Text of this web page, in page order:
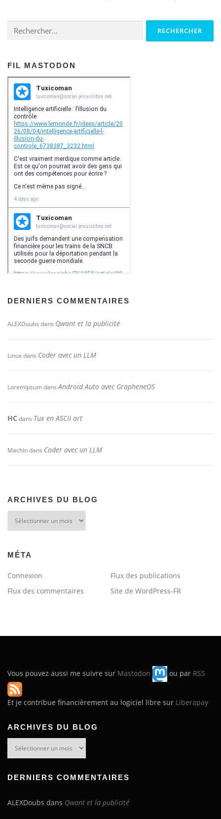
FIL MASTODON
DERNIERS COMMENTAIRES
ALEXDoubs dans Qwant et la publicité
Linuxdans Coder avec un LLM
LoremipsumdansAndroid Auto avec GrapheneOS
HC dans Tux en ASCII art
Machindans Coder avec un LLM
ARCHIVES DU BLOG
MÉTA
Connexion
Flux des publications
Flux des commentaires
Site de WordPress-FR
Vous pouvez aussi me suivre sur Mastodon ou par RSS
Et je contribue financièrement au logiciel libre sur Liberapay
ARCHIVES DU BLOG
DERNIERS COMMENTAIRES
ALEXDoubs dans Qwant et la publicité